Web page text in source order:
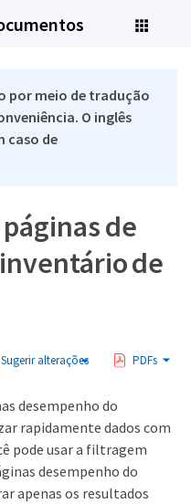
por meio de tradução
O inglês
caso de
de
de
Sugerir alterações PDFs
desempenho do
rapidamente dados com
pode usar a filtragem
desempenho do
apenas os resultados